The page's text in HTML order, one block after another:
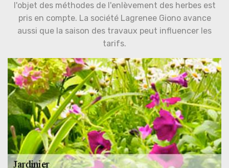
l'objet des méthodes de l'enlèvement des herbes est
pris en compte. La société Lagrenee Giono avance
aussi que la saison des travaux peut influencer les
tarifs.